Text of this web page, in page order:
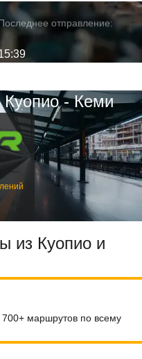
отправление:
- Кеми
из Куопио и
маршрутов по всему